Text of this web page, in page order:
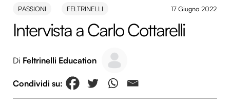
PASSIONI FELTRINELLI 17 Giugno 2022
Intervista a Carlo Cottarelli
Di Feltrinelli Education